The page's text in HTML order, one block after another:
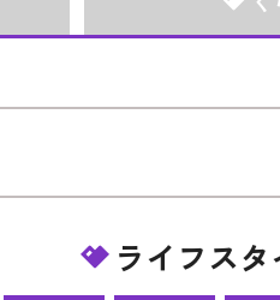
ライフス